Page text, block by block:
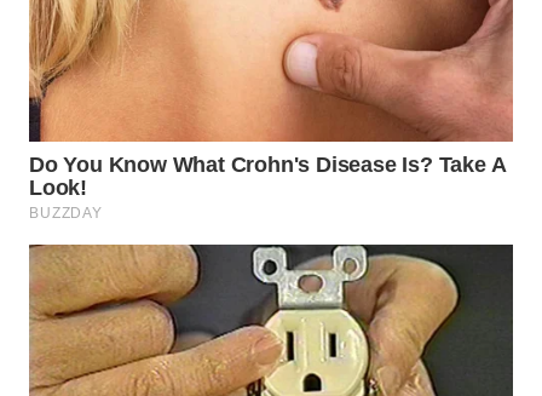
WN
DEPOK
TAPANULI
UTARA
SAMOSIR
WN
PADANG
LAWAS